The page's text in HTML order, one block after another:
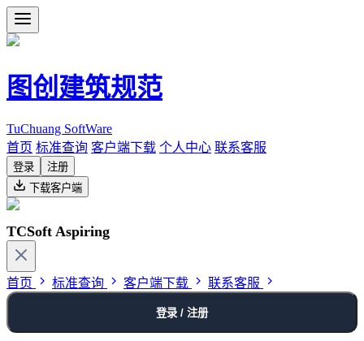
图创建筑规范
TuChuang SoftWare
首页 标准查询 客户端下载 个人中心 联系客服
登录
注册
下载客户端
TCSoft Aspiring
首页 标准查询 客户端下载 联系客服
登录 / 注册